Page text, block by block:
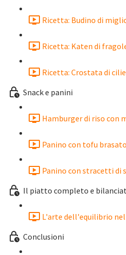
Ricetta: Budino di
Ricetta: Katen di
Ricetta: Crostata di
Snack e panini
Hamburger di riso con
Panino con tofu
Panino con stracetti di
Il piatto completo e
L'arte dell'equilibrio
Conclusioni